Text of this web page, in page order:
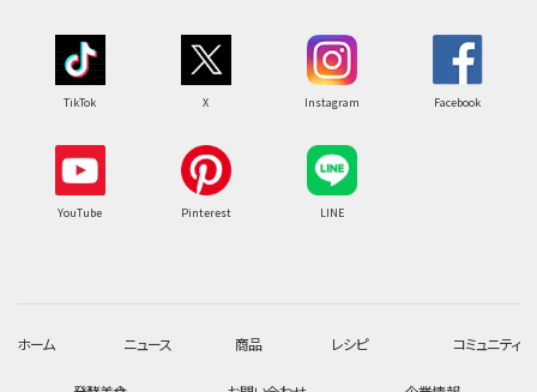
TikTok X Instagram Facebook
YouTube Pinterest LINE
ホーム ニュース 商品 レシピ コミュニティ